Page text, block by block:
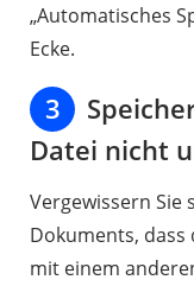
„Automatisches
Ecke.
3
Datei nicht
Vergewissern Sie
Dokuments,
mit einem